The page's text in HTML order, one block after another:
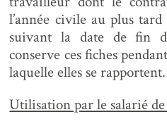
l’année civile au plus
suivant la date de fin
conserve ces fiches
laquelle elles se rapportent.
Utilisation par le salarié